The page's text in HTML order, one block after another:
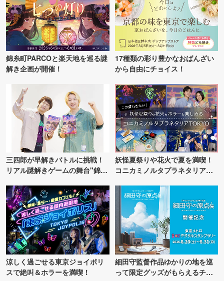
錦糸町PARCOと楽天地を巡る謎
解き企画が開催！
17種類の彩り豊かなおばんざい
から自由にチョイス！
三四郎が早解きバトルに挑戦！
リアル謎解きゲームの舞台"錦糸
妖怪夏祭りや花火で夏を満喫！
コニカミノルタプラネタリア
涼しく過ごせる東京ジョイポリ
スで絶叫＆ホラーを満喫！
細田守監督作品ゆかりの地を巡
って限定グッズがもらえるチャ